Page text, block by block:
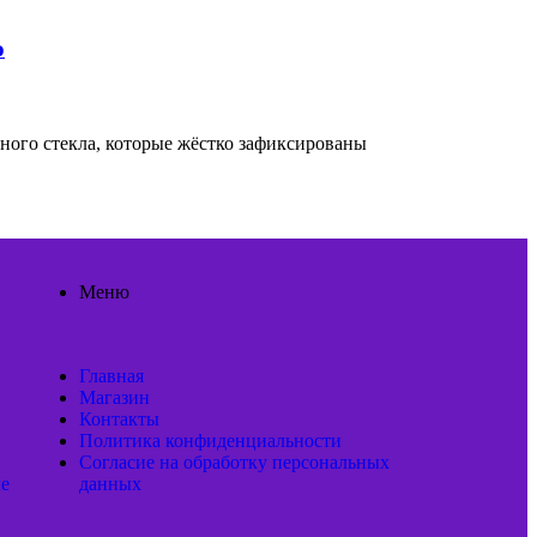
стекла, которые жёстко зафиксированы
Меню
Главная
Магазин
Контакты
Политика конфиденциальности
Согласие на обработку персональных
данных